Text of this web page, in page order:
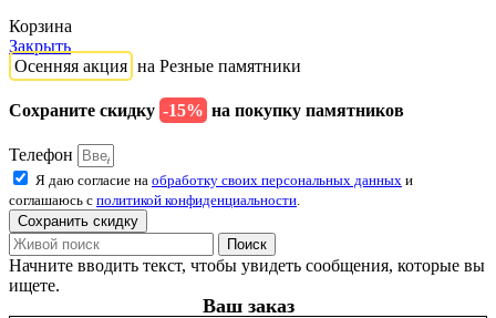
Корзина
Закрыть
Осенняя акция на Резные памятники
Сохраните скидку -15% на покупку памятников
Телефон
Я даю согласие на обработку своих персональных данных и
соглашаюсь с политикой конфиденциальности
Сохранить скидку
Поиск
Начните вводить текст, чтобы увидеть сообщения, которые вы
ищете.
Ваш заказ